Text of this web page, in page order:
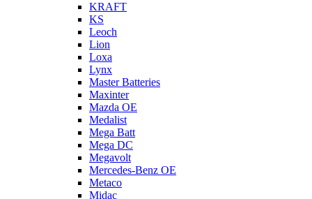
KRAFT
KS
Leoch
Lion
Loxa
Lynx
Master Batteries
Maxinter
Mazda OE
Medalist
Mega Batt
Mega DC
Megavolt
Mercedes-Benz OE
Metaco
Midac